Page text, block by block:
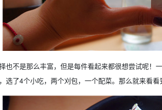
也不是那么丰富，但是每件看起来都很想尝试呢！
选了4个小吃，两个刈包，一个配菜。那么就来看看